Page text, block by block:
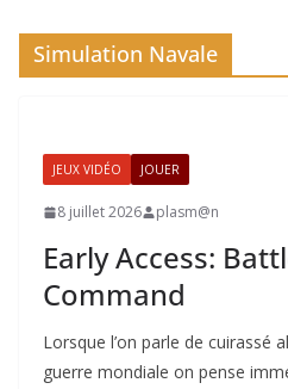
Simulation Navale
JEUX VIDÉO JOUER
8 juillet 2026 plasm@n
Early Access:
Command
Lorsque l’on parle de cuirassé
guerre mondiale on pense